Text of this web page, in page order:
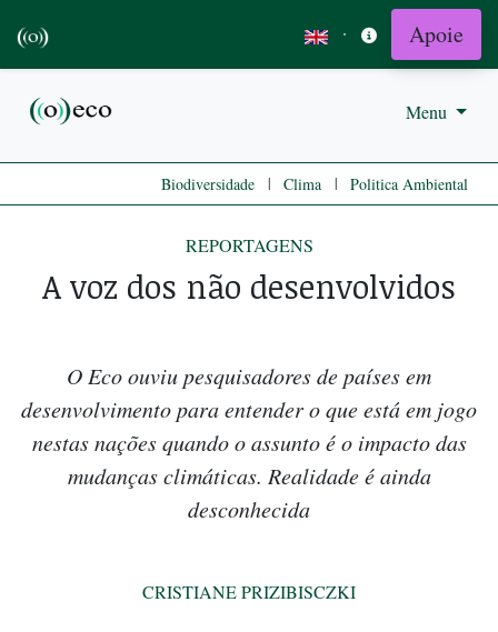
· Apoie
Menu
Biodiversidade | Clima | Politica Ambiental
REPORTAGENS
A voz dos não desenvolvidos
O Eco ouviu pesquisadores de países em
desenvolvimento para entender o que está em jogo
nestas nações quando o assunto é o impacto das
mudanças climáticas. Realidade é ainda
desconhecida
CRISTIANE PRIZIBISCZKI